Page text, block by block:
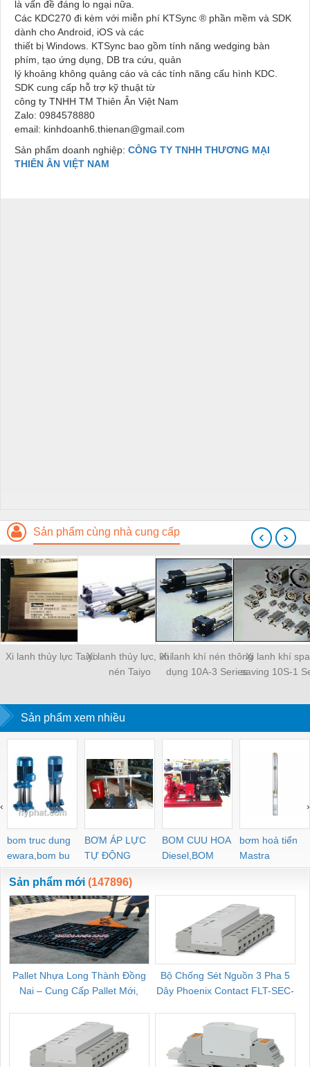
là vấn đề đáng lo ngại nữa.
Các KDC270 đi kèm với miễn phí KTSync ® phần mềm và SDK
dành cho Android, iOS và các
thiết bị Windows. KTSync bao gồm tính năng wedging bàn
phím, tạo ứng dụng, DB tra cứu, quản
lý khoảng không quảng cáo và các tính năng cấu hình KDC.
SDK cung cấp hỗ trợ kỹ thuật từ
công ty TNHH TM Thiên Ân Việt Nam
Zalo: 0984578880
email: kinhdoanh6.thienan@gmail.com
Sản phẩm doanh nghiệp: CÔNG TY TNHH THƯƠNG MẠI
THIÊN ÂN VIỆT NAM
Sản phẩm cùng nhà cung cấp
Xi lanh thủy lực TaiyoXi lanh thủy lực, khí
nén Taiyo
Xi lanh khí nén thông
dụng 10A-3 Series
Xi lanh khí
saving 10S-1
‹ ›
Sản phẩm xem nhiều
bom truc dung
ewara,bom bu
ewara
BƠM ÁP LỰC
TỰ ĐỘNG
BOM CUU HOA
Diesel,BOM
CHUA CHAY
bơm hoả tiển
Mastra
‹ ›
Sản phẩm mới (147896)
Pallet Nhựa Long Thành Đồng
Nai – Cung Cấp Pallet Mới,
Bộ Chống Sét Nguồn 3 Pha 5
Dây Phoenix Contact FLT-SEC-